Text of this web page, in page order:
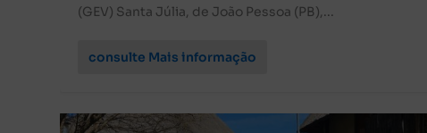
(GEV) Santa Júlia, de João Pessoa (PB),...
consulte Mais informação